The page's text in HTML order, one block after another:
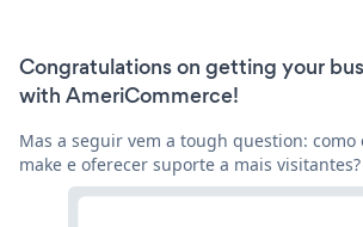
Congratulations on getting your
with AmeriCommerce!
Mas a seguir vem a tough question: como
make e oferecer suporte a mais visitantes?